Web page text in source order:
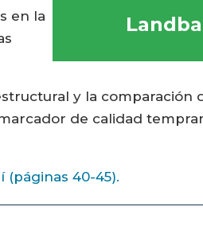
en la
y la comparación
de calidad
(páginas 40-45).